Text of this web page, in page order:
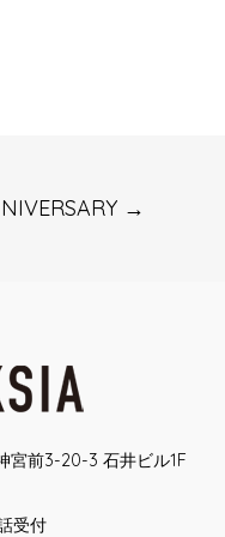
→
宮前3-20-3 石井ビル1F
受付